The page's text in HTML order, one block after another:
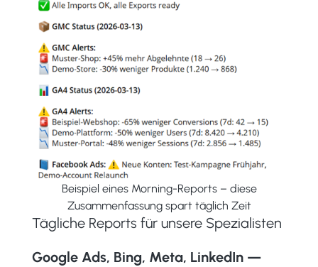
Beispiel eines Morning-Reports – diese
Zusammenfassung spart täglich Zeit
Tägliche Reports für unsere Spezialisten
Google Ads, Bing, Meta, LinkedIn —